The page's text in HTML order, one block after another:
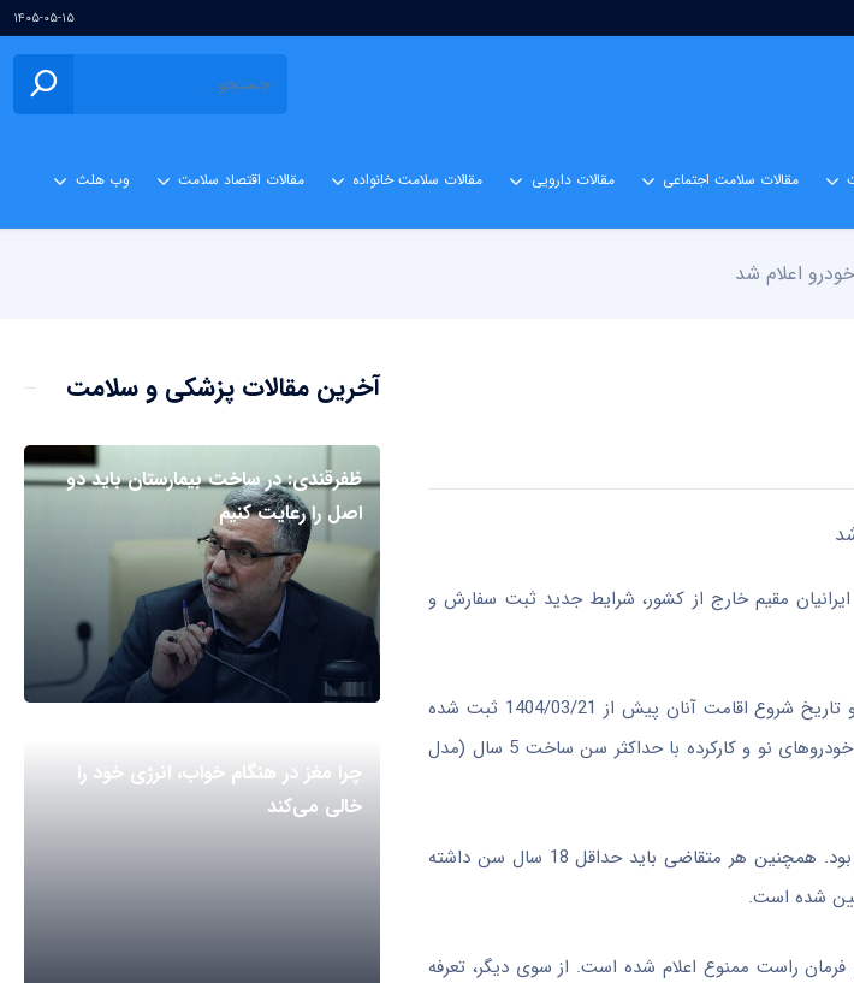
۱۴۰۵-۰۵-۱۵
مقالات سلامت اجتماعی مقالات دارویی مقالات سلامت خانواده مقالات اقتصاد سلامت وب هلث
اعلام شد
مقیم خارج از کشور، شرایط جدید ثبت سفارش و
مطابق این دستورالعمل، متقاضیان باید دارای تابعیت ایرانی و اقامت معتبر در خارج از کشور باشند و تاریخ شروع اقامت آنان پیش از 1404/03/21 ثبت شده
باشد. همچنین، تاریخ خرید خودرو نیز باید قبل از 1404/09/12 باشد. در این چارچوب، امکان واردات خودروهای نو و کارکرده با حداکثر سن ساخت 5 سال (مدل
بر اساس این ضوابط، ثبت سفارش صرفاً از محل بند 9 ماده 38 و بدون انتقال ارز امکان‌پذیر خواهد بود. همچنین هر متقاضی باید حداقل 18 سال سن داشته
راست ممنوع اعلام شده است. از سوی دیگر، تعرفه
آخرین مقالات پزشکی و سلامت
ظفرقندی: در ساخت بیمارستان باید دو
اصل را رعایت کنیم
چرا مغز در هنگام خواب، انرژی خود را
خالی می‌کند